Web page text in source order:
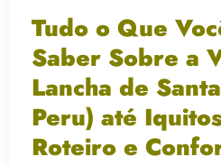
Tudo o Que
Saber Sobre a
Lancha de
Peru) até
Roteiro e